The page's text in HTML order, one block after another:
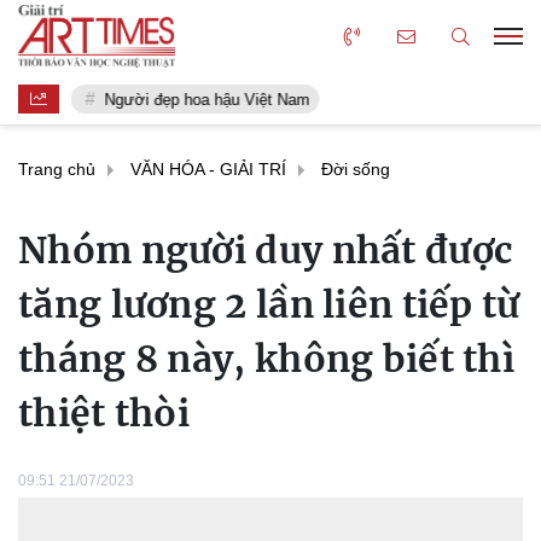
Người đẹp hoa hậu Việt Nam
Trang chủ VĂN HÓA - GIẢI TRÍ Đời sống
Nhóm người duy nhất được
tăng lương 2 lần liên tiếp từ
tháng 8 này, không biết thì
thiệt thòi
09:51 21/07/2023